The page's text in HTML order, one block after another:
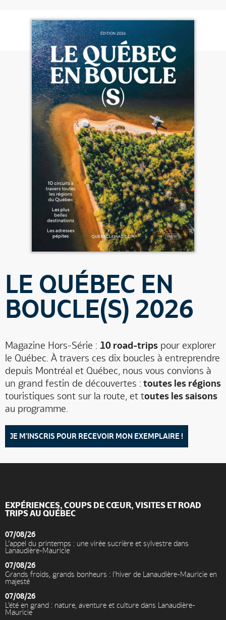
LE QUÉBEC EN
BOUCLE(S) 2026
Magazine Hors-Série : 10 road-trips pour explorer
le Québec. À travers ces dix boucles à entreprendre
depuis Montréal et Québec, nous vous convions à
un grand festin de découvertes : toutes les régions
touristiques sont sur la route, et toutes les saisons
au programme.
JE M'INSCRIS POUR RECEVOIR MON EXEMPLAIRE !
EXPÉRIENCES, COUPS DE CŒUR, VISITES ET ROAD
TRIPS AU QUÉBEC
07/08/26
L’appel du printemps : une virée sucrière et sylvestre dans
Lanaudière-Mauricie
07/08/26
Grands froids, grands bonheurs : l’hiver de Lanaudière-Mauricie en
majesté
07/08/26
L’été en grand : nature, aventure et culture dans Lanaudière-
Mauricie